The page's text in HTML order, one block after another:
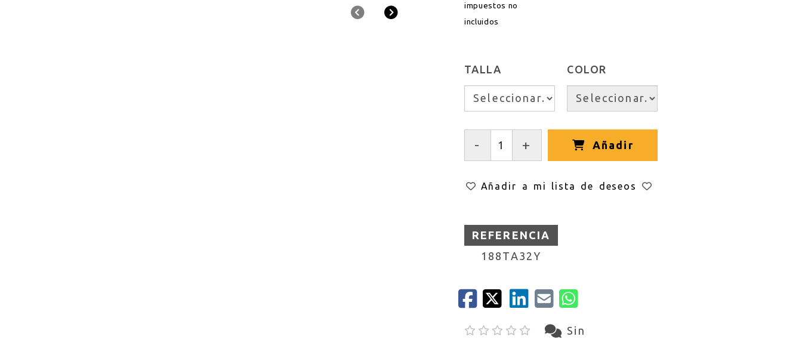
AnteriorSiguiente
impuestos no
incluidos
TALLA COLOR
- + Añadir
Añadir a mi lista de deseos
REFERENCIA
188TA32Y
Sin